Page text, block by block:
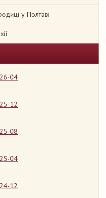
у Полтаві
04
12
08
04
12